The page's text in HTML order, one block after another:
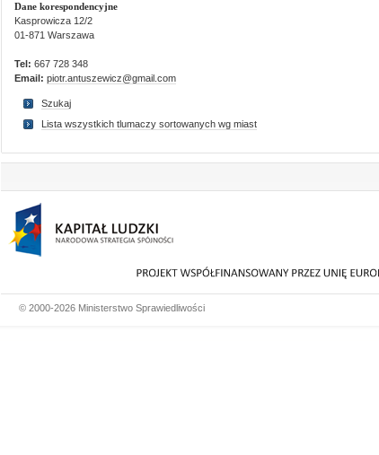
Dane korespondencyjne
Kasprowicza 12/2
01-871 Warszawa
Tel: 667 728 348
Email: piotr.antuszewicz@gmail.com
Szukaj
Lista wszystkich tlumaczy sortowanych wg miast
© 2000-2026 Ministerstwo Sprawiedliwości